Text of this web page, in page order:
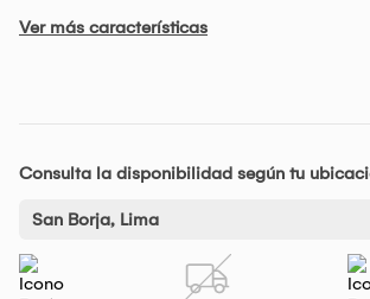
Ver más características
Consulta la disponibilidad según tu
San Borja, Lima